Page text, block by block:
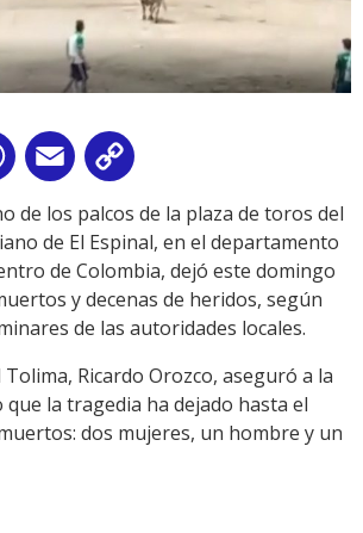
WhatsApp
Email
Link
de los palcos de la plaza de toros del
de El Espinal, en el departamento
de Colombia, dejó este domingo
y decenas de heridos, según
de las autoridades locales.
Ricardo Orozco, aseguró a la
que la tragedia ha dejado hasta el
dos mujeres, un hombre y un